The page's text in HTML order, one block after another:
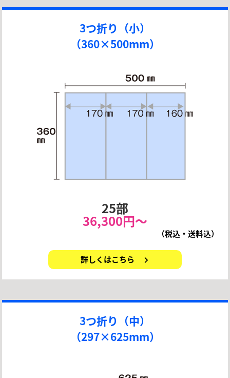
3つ折り（小）
（360×500mm）
25部
36,300円〜
（税込・送料込）
詳しくはこちら
3つ折り（中）
（297×625mm）